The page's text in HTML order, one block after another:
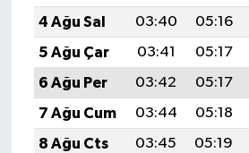
4 Ağu Sal
03:40 05:16
5 Ağu Çar
03:41 05:17
6 Ağu Per
03:42 05:17
7 Ağu Cum
03:44 05:18
8 Ağu Cts
03:45 05:19